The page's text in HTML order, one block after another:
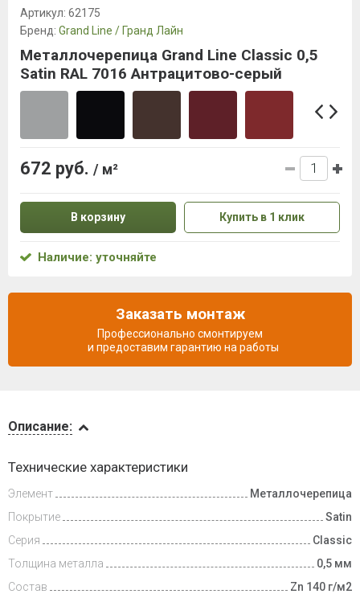
и оплата
Доп.
условия
Описание:
Технические характеристики
Элемент
Металлочерепица
Покрытие
Satin
Серия
Classic
Толщина металла
0,5 мм
Состав
Zn 140 г/м2
Артикул: 62175
Бренд: Grand Line / Гранд Лайн
Металлочерепица Grand Line Classic 0,5
Satin RAL 7016 Антрацитово-серый
672 руб. / м²
В корзину Купить в 1 клик
Наличие: уточняйте
Заказать монтаж
Профессионально смонтируем
и предоставим гарантию на работы